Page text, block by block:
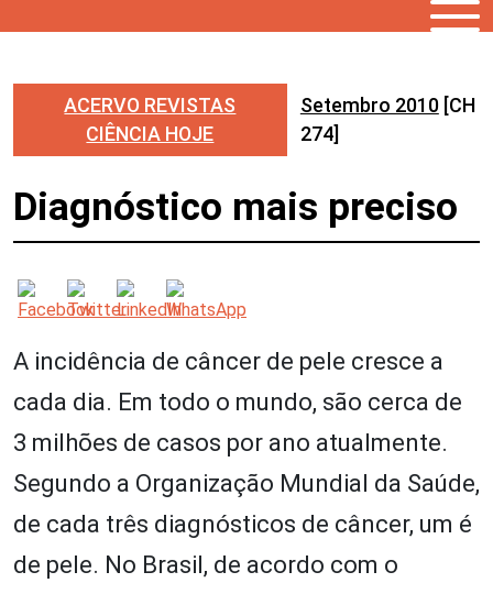
ACERVO REVISTAS
CIÊNCIA HOJE
Setembro 2010[CH
274]
Diagnóstico mais preciso
A incidência de câncer de pele cresce a
cada dia. Em todo o mundo, são cerca de
3 milhões de casos por ano atualmente.
Segundo a Organização Mundial da Saúde,
de cada três diagnósticos de câncer, um é
de pele. No Brasil, de acordo com o